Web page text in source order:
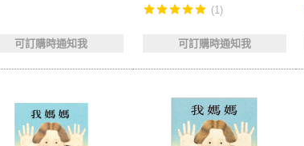
可訂購時通知我
(1)
可訂購時通知我